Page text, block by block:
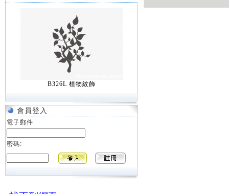
B326L 植物紋飾
會員登入
電子郵件:
密碼: